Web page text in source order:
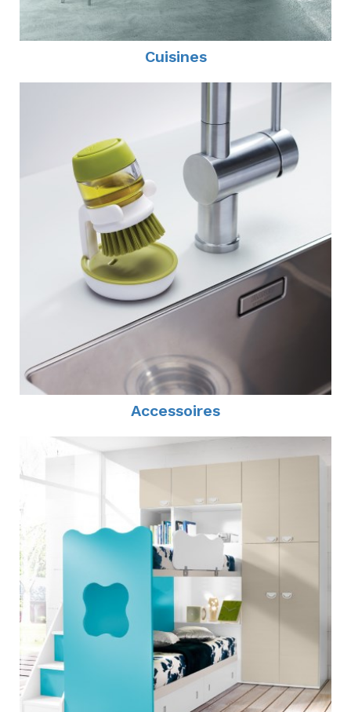
Cuisines
Accessoires